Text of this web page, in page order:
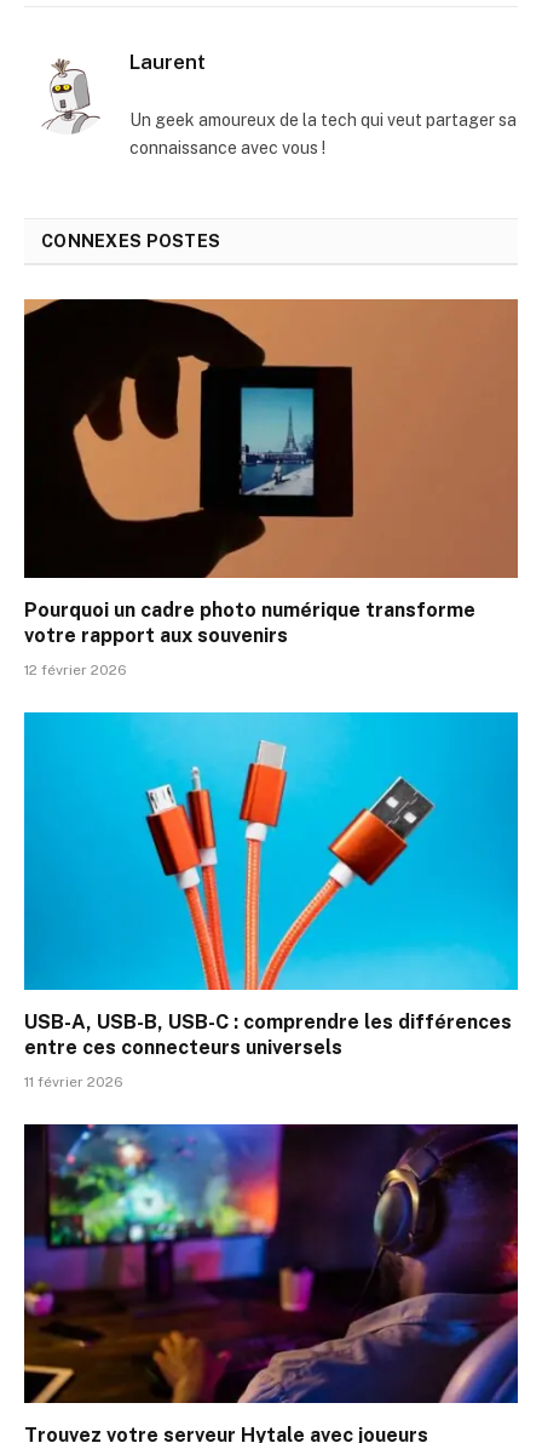
Laurent
Un geek amoureux de la tech qui veut partager sa
connaissance avec vous !
CONNEXES POSTES
Pourquoi un cadre photo numérique transforme
votre rapport aux souvenirs
12 février 2026
USB-A, USB-B, USB-C : comprendre les différences
entre ces connecteurs universels
11 février 2026
Trouvez votre serveur Hytale avec joueurs